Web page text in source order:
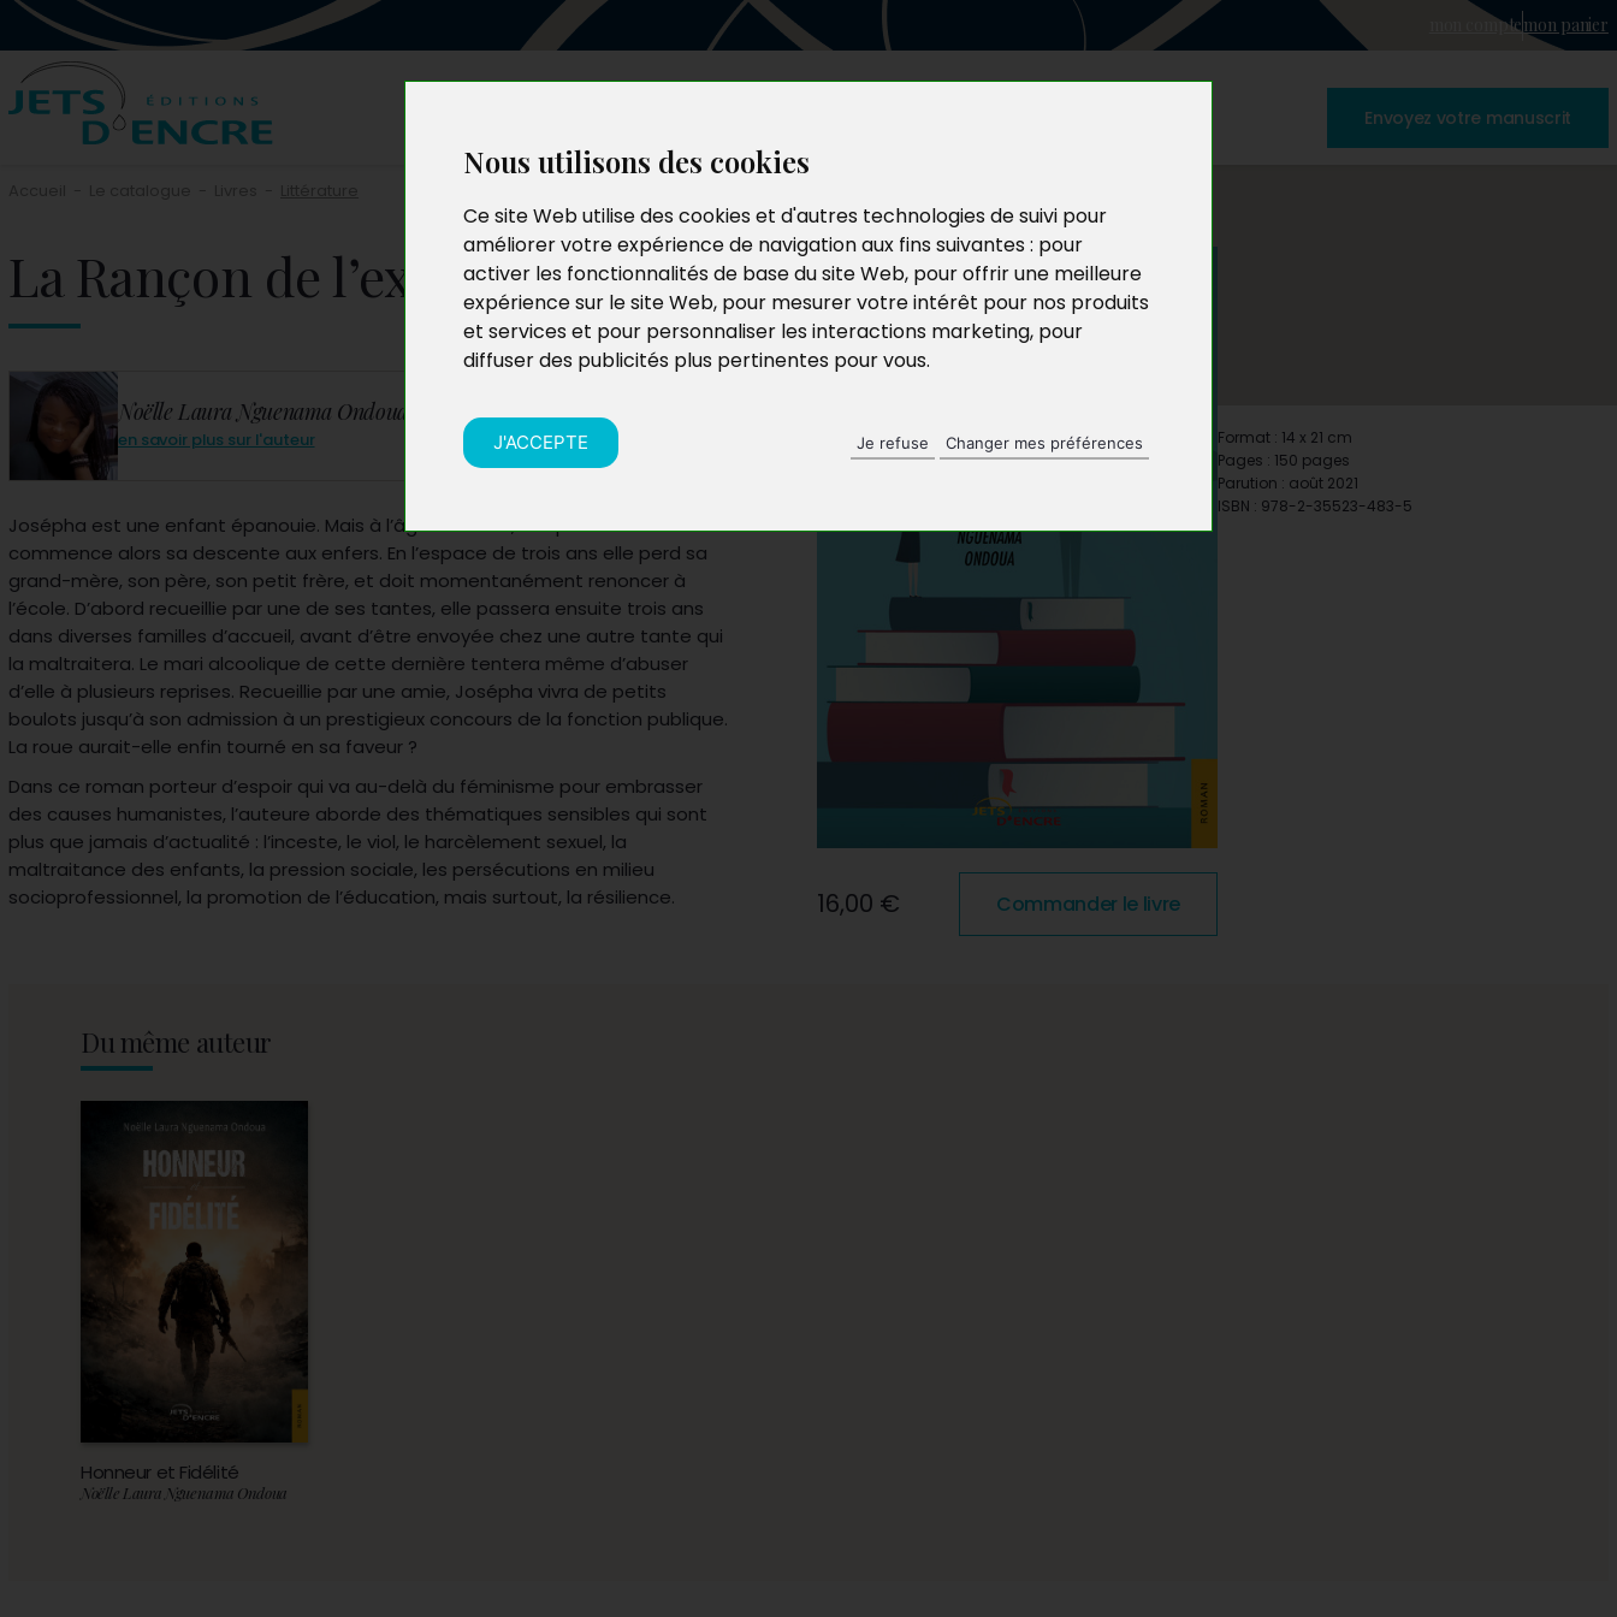
Nous utilisons des cookies
Ce site Web utilise des cookies et d'autres technologies de suivi pour
améliorer votre expérience de navigation aux fins suivantes : pour
activer les fonctionnalités de base du site Web, pour offrir une meilleure
expérience sur le site Web, pour mesurer votre intérêt pour nos produits
et services et pour personnaliser les interactions marketing, pour
diffuser des publicités plus pertinentes pour vous.
J'ACCEPTE Je refuse Changer mes préférences
mon comptemon panier
Envoyez votre manuscrit
La Rançon de l’excellence
Noëlle Laura Nguenama Ondoua
en savoir plus sur l'auteur
Josépha est une enfant épanouie. Mais à l’âge de 7 ans, elle perd sa mère et
commence alors sa descente aux enfers. En l’espace de trois ans elle perd sa
grand-mère, son père, son petit frère, et doit momentanément renoncer à
l’école. D’abord recueillie par une de ses tantes, elle passera ensuite trois ans
dans diverses familles d’accueil, avant d’être envoyée chez une autre tante qui
la maltraitera. Le mari alcoolique de cette dernière tentera même d’abuser
d’elle à plusieurs reprises. Recueillie par une amie, Josépha vivra de petits
boulots jusqu’à son admission à un prestigieux concours de la fonction publique.
La roue aurait-elle enfin tourné en sa faveur ?
Dans ce roman porteur d’espoir qui va au-delà du féminisme pour embrasser
des causes humanistes, l’auteure aborde des thématiques sensibles qui sont
plus que jamais d’actualité : l’inceste, le viol, le harcèlement sexuel, la
maltraitance des enfants, la pression sociale, les persécutions en milieu
socioprofessionnel, la promotion de l’éducation, mais surtout, la résilience.
16,00 € Commander le livre
Format : 14 x 21 cm
Pages : 150 pages
Parution : août 2021
ISBN : 978-2-35523-483-5
Du même auteur
Honneur et Fidélité
Noëlle Laura Nguenama Ondoua